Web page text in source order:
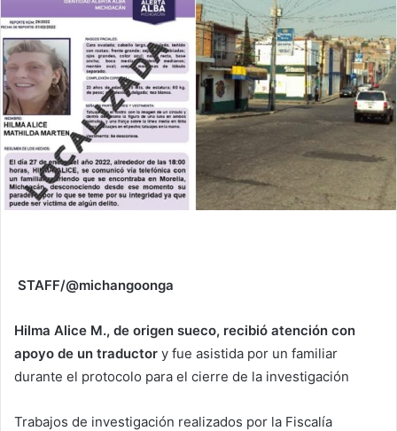
STAFF/@michangoonga
Hilma Alice M., de origen sueco, recibió atención con
apoyo de un traductor y fue asistida por un familiar
durante el protocolo para el cierre de la investigación
Trabajos de investigación realizados por la Fiscalía